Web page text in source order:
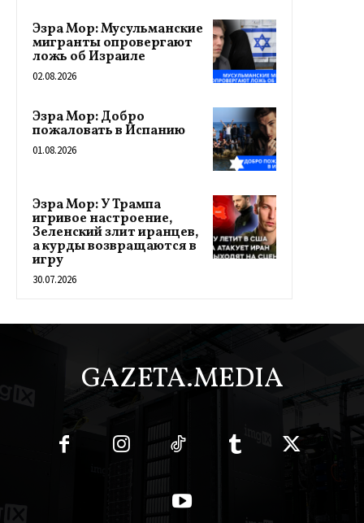
Эзра Мор: Мусульманские
мигранты опровергают
ложь об Израиле
02.08.2026
Эзра Мор: Добро
пожаловать в Испанию
01.08.2026
Эзра Мор: У Трампа
игривое настроение,
Зеленский злит иранцев,
а курды возвращаются в
игру
30.07.2026
GAZETA.MEDIA